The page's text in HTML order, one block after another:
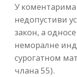
У коментарима
недопустиви
закон, а
неморалне
сурогатном
члана 55).